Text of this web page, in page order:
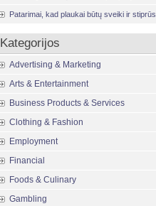
Patarimai, kad plaukai būtų sveiki ir stiprūs
Kategorijos
Advertising & Marketing
Arts & Entertainment
Business Products & Services
Clothing & Fashion
Employment
Financial
Foods & Culinary
Gambling